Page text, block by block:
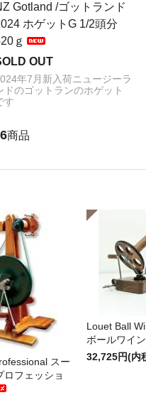
Gotland /ゴットランド
ホゲットG 1/2頭分
ｇ
OUT
年7月新入荷ニュージーラ
ドのゴットランのホゲット
す
6商品
スー
フェッショ
Louet Ball
ボールワイ
32,725円(内